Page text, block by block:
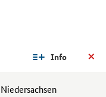
Info
Niedersachsen